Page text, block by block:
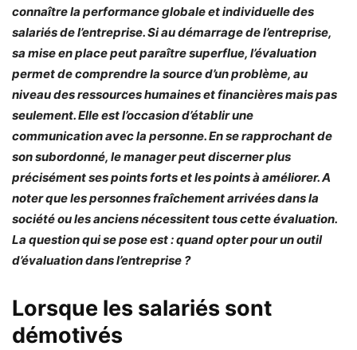
connaître la performance globale et individuelle des
salariés de l’entreprise. Si au démarrage de l’entreprise,
sa mise en place peut paraître superflue, l’évaluation
permet de comprendre la source d’un problème, au
niveau des ressources humaines et financières mais pas
seulement. Elle est l’occasion d’établir une
communication avec la personne. En se rapprochant de
son subordonné, le manager peut discerner plus
précisément ses points forts et les points à améliorer. A
noter que les personnes fraîchement arrivées dans la
société ou les anciens nécessitent tous cette évaluation.
La question qui se pose est : quand opter pour un outil
d’évaluation dans l’entreprise ?
Lorsque les salariés sont
démotivés